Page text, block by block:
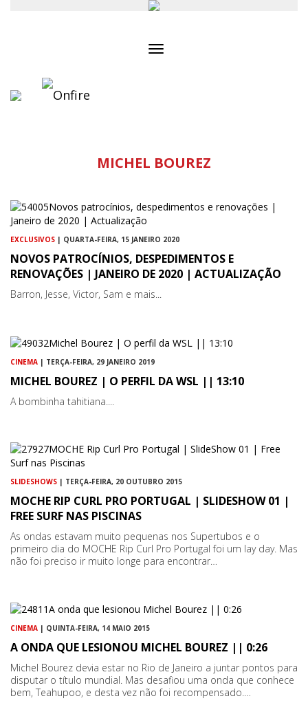
MICHEL BOUREZ
EXCLUSIVOS | QUARTA-FEIRA, 15 JANEIRO 2020
NOVOS PATROCÍNIOS, DESPEDIMENTOS E
RENOVAÇÕES | JANEIRO DE 2020 | ACTUALIZAÇÃO
Barron, Jesse, Victor, Sam e mais...
CINEMA | TERÇA-FEIRA, 29 JANEIRO 2019
MICHEL BOUREZ | O PERFIL DA WSL || 13:10
A bombinha tahitiana....
SLIDESHOWS | TERÇA-FEIRA, 20 OUTUBRO 2015
MOCHE RIP CURL PRO PORTUGAL | SLIDESHOW 01 |
FREE SURF NAS PISCINAS
As ondas estavam muito pequenas nos Supertubos e o
primeiro dia do MOCHE Rip Curl Pro Portugal foi um lay day. Mas
não foi preciso ir muito longe para encontrar…
CINEMA | QUINTA-FEIRA, 14 MAIO 2015
A ONDA QUE LESIONOU MICHEL BOUREZ || 0:26
Michel Bourez devia estar no Rio de Janeiro a juntar pontos para
disputar o título mundial. Mas desafiou uma onda que conhece
bem, Teahupoo, e desta vez não foi recompensado.…